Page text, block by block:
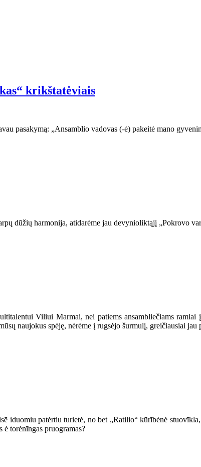
krikštatėviais
pasakymą: „Ansamblio vadovas (-ė) pakeitė mano
dūžių harmonija, atidarėme jau devynioliktąjį „Pokrovo
Viliui Marmai, nei patiems ansambliečiams
naujokus spėję, nėrėme į rugsėjo šurmulį, greičiausiai
iduomiu patėrtiu turietė, no bet „Ratilio“ kūrībėnė
torėnīngas pruogramas?